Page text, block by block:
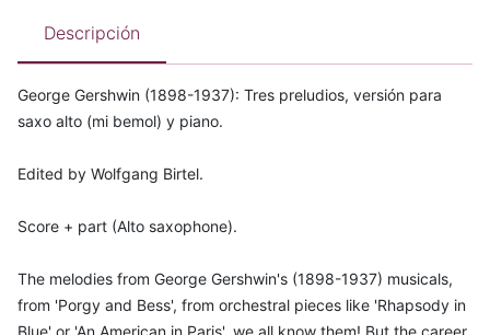
Descripción
George Gershwin (1898-1937): Tres preludios, versión para
saxo alto (mi bemol) y piano.
Edited by Wolfgang Birtel.
Score + part (Alto saxophone).
The melodies from George Gershwin's (1898-1937) musicals,
from 'Porgy and Bess', from orchestral pieces like 'Rhapsody in